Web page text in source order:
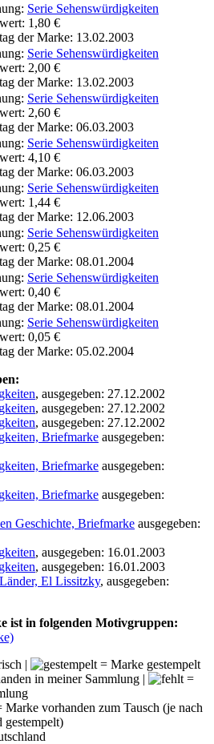
Serie Sehenswürdigkeiten
1,80 €
der Marke: 13.02.2003
Serie Sehenswürdigkeiten
2,00 €
der Marke: 13.02.2003
Serie Sehenswürdigkeiten
2,60 €
der Marke: 06.03.2003
Serie Sehenswürdigkeiten
4,10 €
der Marke: 06.03.2003
Serie Sehenswürdigkeiten
1,44 €
der Marke: 12.06.2003
Serie Sehenswürdigkeiten
0,25 €
der Marke: 08.01.2004
Serie Sehenswürdigkeiten
0,40 €
der Marke: 08.01.2004
Serie Sehenswürdigkeiten
0,05 €
der Marke: 05.02.2004
, ausgegeben: 27.12.2002
, ausgegeben: 27.12.2002
, ausgegeben: 27.12.2002
Briefmarke ausgegeben:
Briefmarke ausgegeben:
Briefmarke ausgegeben:
Geschichte, Briefmarke ausgegeben:
, ausgegeben: 16.01.2003
, ausgegeben: 16.01.2003
El Lissitzky, ausgegeben:
ist in folgenden Motivgruppen:
|
= Marke gestempelt
in meiner Sammlung |
=
Marke vorhanden zum Tausch (je nach
gestempelt)